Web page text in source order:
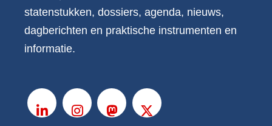
statenstukken, dossiers, agenda, nieuws,
dagberichten en praktische instrumenten en
informatie.